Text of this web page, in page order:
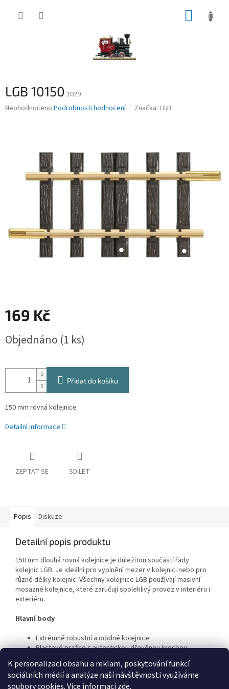
K personalizaci obsahu a reklam, poskytování funkcí
sociálních médií a analýze naší návštěvnosti využíváme
soubory cookies. Více informacízde.
LGB 10150 1029
Průměrné
hvězdiček.
Neohodnoceno Podrobnosti hodnocení Značka: LGB
169 Kč
cena:
Objednáno (1 ks)
Přidat do košíku
150 mm rovná kolejnice
Detailní informace
ZEPTAT SE SDÍLET
Popis Diskuze
Detailní popis produktu
150 mm dlouhá rovná kolejnice je důležitou součástí řady
kolejnic LGB. Je ideální pro vyplnění mezer v kolejnici nebo pro
různé délky kolejnic. Všechny kolejnice LGB používají masivní
mosazné kolejnice, které zaručují spolehlivý provoz v interiéru i
exteriéru.
Hlavní body
Extrémně robustní a odolné kolejnice
Plastové pražce s autentickou dřevěnou kresbou